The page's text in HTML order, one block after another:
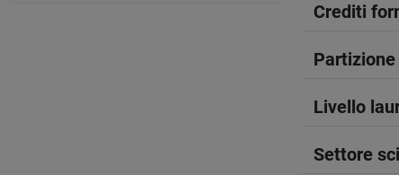
Crediti
Partizione
Livello
Settore